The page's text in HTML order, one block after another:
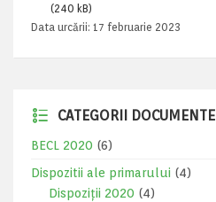
(240 kB)
Data urcării: 17 februarie 2023
CATEGORII DOCUMENTE
BECL 2020 (6)
Dispozitii ale primarului (4)
Dispoziții 2020 (4)